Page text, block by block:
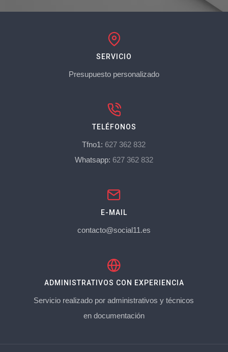
SERVICIO
Presupuesto personalizado
TELÉFONOS
Tfno1: 627 362 832
Whatsapp: 627 362 832
E-MAIL
contacto@social11.es
ADMINISTRATIVOS CON EXPERIENCIA
Servicio realizado por administrativos y técnicos
en documentación